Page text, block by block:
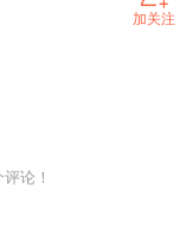
加关注
论！